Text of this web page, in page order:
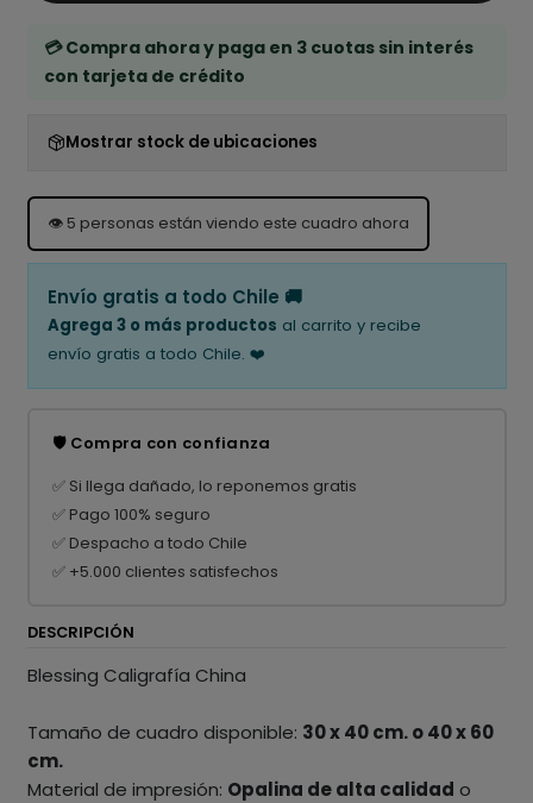
💳 Compra ahora y paga en 3 cuotas sin interés
con tarjeta de crédito
Mostrar stock de ubicaciones
👁️ 5 personas están viendo este cuadro ahora
Envío gratis a todo Chile 🚚
Agrega 3 o más productos al carrito y recibe
envío gratis a todo Chile. ❤️
🛡️ Compra con confianza
✅ Si llega dañado, lo reponemos gratis
✅ Pago 100% seguro
✅ Despacho a todo Chile
✅ +5.000 clientes satisfechos
DESCRIPCIÓN
Blessing Caligrafía China
Tamaño de cuadro disponible: 30 x 40 cm. o 40 x 60
cm.
Material de impresión: Opalina de alta calidad o